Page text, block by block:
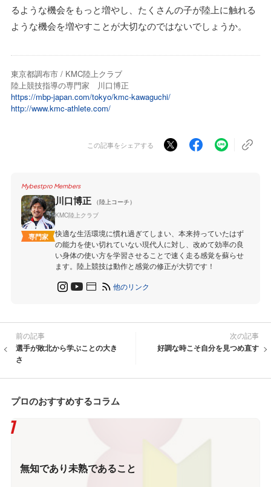
るような機会をもっと増やし、たくさんの子が陸上に触れる
ような機会を増やすことが大切なのではないでしょうか。
東京都調布市 / KMC陸上クラブ
陸上競技指導の専門家 川口博正
https://mbp-japan.com/tokyo/kmc-kawaguchi/
http://www.kmc-athlete.com/
この記事をシェアする
Mybestpro Members
専門家
川口博正
（陸上コーチ）
KMC陸上クラブ
快適な生活環境に慣れ過ぎてしまい、本来持っていたはず
の能力を使い切れていない現代人に対し、改めて効率の良
い身体の使い方を学習させることで速く走る感覚を蘇らせ
ます。陸上競技は動作と感覚の修正が大切です！
他のリンク
前の記事
選手が敗北から学ぶことの大き
さ
次の記事
好調な時こそ自分を見つめ直す
プロのおすすめするコラム
無知であり未熟であること